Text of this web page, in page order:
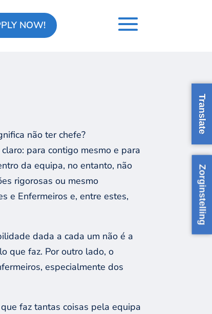
NOW!
Zorginstelling
não ter chefe?
para contigo mesmo e para
da equipa, no entanto, não
rigorosas ou mesmo
e Enfermeiros e, entre estes,
dada a cada um não é a
que faz. Por outro lado, o
especialmente dos
faz tantas coisas pela equipa
Translate